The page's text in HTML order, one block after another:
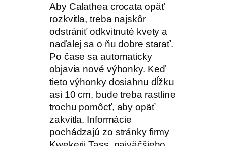
Aby Calathea crocata opäť
rozkvitla, treba najskôr
odstrániť odkvitnuté kvety a
naďalej sa o ňu dobre starať.
Po čase sa automaticky
objavia nové výhonky. Keď
tieto výhonky dosiahnu dĺžku
asi 10 cm, bude treba rastline
trochu pomôcť, aby opäť
zakvitla. Informácie
pochádzajú zo stránky firmy